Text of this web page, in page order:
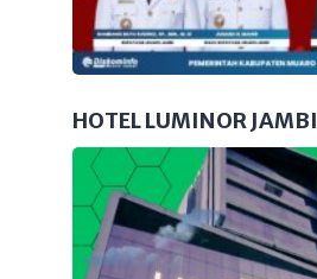
HOTEL LUMINOR JAMBI